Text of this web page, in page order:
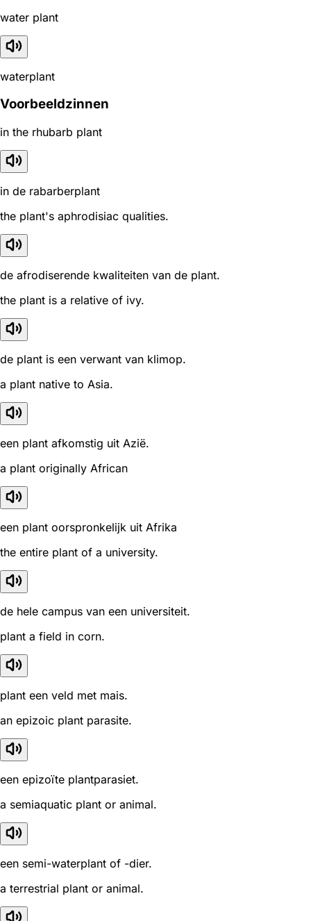
water plant
waterplant
Voorbeeldzinnen
in the rhubarb plant
in de rabarberplant
the plant's aphrodisiac qualities.
de afrodiserende kwaliteiten van de plant.
the plant is a relative of ivy.
de plant is een verwant van klimop.
a plant native to Asia.
een plant afkomstig uit Azië.
a plant originally African
een plant oorspronkelijk uit Afrika
the entire plant of a university.
de hele campus van een universiteit.
plant a field in corn.
plant een veld met mais.
an epizoic plant parasite.
een epizoïte plantparasiet.
a semiaquatic plant or animal.
een semi-waterplant of -dier.
a terrestrial plant or animal.